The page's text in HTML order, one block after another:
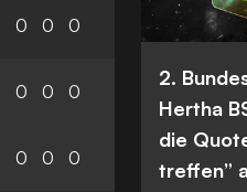
0 0 0
0 0 0
0 0 0
2.
Hertha
die
treffen”